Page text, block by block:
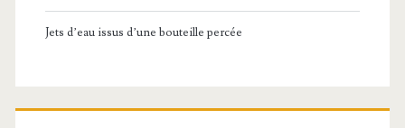
Jets d’eau issus d’une bouteille percée